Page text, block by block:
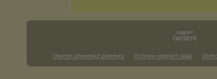
Obecné uživatelské podmínky Ochrana osobních údajů